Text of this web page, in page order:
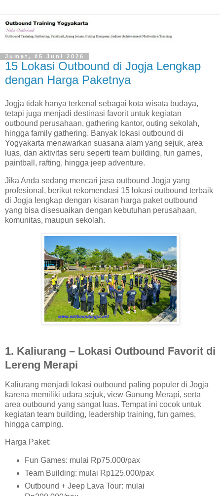
Jumat, 05 Juni 2026
15 Lokasi Outbound di Jogja Lengkap
dengan Harga Paketnya
Jogja tidak hanya terkenal sebagai kota wisata budaya,
tetapi juga menjadi destinasi favorit untuk kegiatan
outbound perusahaan, gathering kantor, outing sekolah,
hingga family gathering. Banyak lokasi outbound di
Yogyakarta menawarkan suasana alam yang sejuk, area
luas, dan aktivitas seru seperti team building, fun games,
paintball, rafting, hingga jeep adventure.
Jika Anda sedang mencari jasa outbound Jogja yang
profesional, berikut rekomendasi 15 lokasi outbound terbaik
di Jogja lengkap dengan kisaran harga paket outbound
yang bisa disesuaikan dengan kebutuhan perusahaan,
komunitas, maupun sekolah.
1. Kaliurang – Lokasi Outbound Favorit di
Lereng Merapi
Kaliurang menjadi lokasi outbound paling populer di Jogja
karena memiliki udara sejuk, view Gunung Merapi, serta
area outbound yang sangat luas. Tempat ini cocok untuk
kegiatan team building, leadership training, fun games,
hingga camping.
Harga Paket:
Fun Games: mulai Rp75.000/pax
Team Building: mulai Rp125.000/pax
Outbound + Jeep Lava Tour: mulai